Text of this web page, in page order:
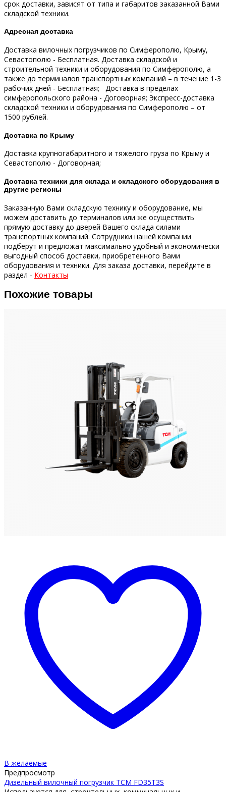
срок доставки, зависят от типа и габаритов заказанной Вами
складской техники.
Адресная доставка
Доставка вилочных погрузчиков по Симферополю, Крыму,
Севастополю - Бесплатная. Доставка складской и
строительной техники и оборудования по Симферополю, а
также до терминалов транспортных компаний – в течение 1-3
рабочих дней - Бесплатная; Доставка в пределах
симферопольского района - Договорная; Экспресс-доставка
складской техники и оборудования по Симферополю – от
1500 рублей.
Доставка по Крыму
Доставка крупногабаритного и тяжелого груза по Крыму и
Севастополю - Договорная;
Доставка техники для склада и складского оборудования в
другие регионы
Заказанную Вами складскую технику и оборудование, мы
можем доставить до терминалов или же осуществить
прямую доставку до дверей Вашего склада силами
транспортных компаний. Сотрудники нашей компании
подберут и предложат максимально удобный и экономически
выгодный способ доставки, приобретенного Вами
оборудования и техники. Для заказа доставки, перейдите в
раздел - Контакты
Похожие товары
В желаемые
Предпросмотр
Дизельный вилочный погрузчик TCM FD35T3S